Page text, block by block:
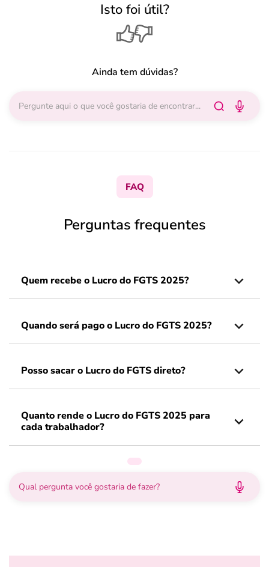
Isto foi útil?
Ainda tem dúvidas?
FAQ
Perguntas frequentes
Quem recebe o Lucro do FGTS 2025?
Quando será pago o Lucro do FGTS 2025?
Posso sacar o Lucro do FGTS direto?
Quanto rende o Lucro do FGTS 2025 para
cada trabalhador?